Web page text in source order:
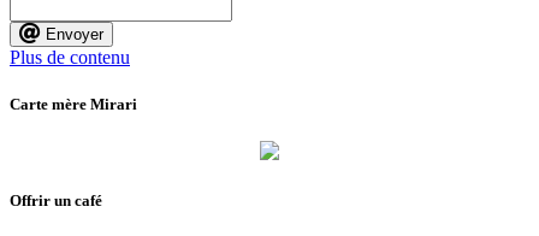
Envoyer
Plus de contenu
Carte mère Mirari
Offrir un café